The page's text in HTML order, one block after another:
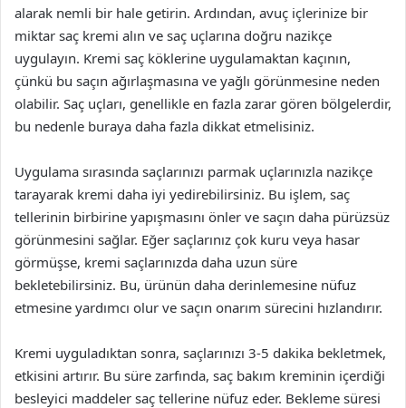
alarak nemli bir hale getirin. Ardından, avuç içlerinize bir
miktar saç kremi alın ve saç uçlarına doğru nazikçe
uygulayın. Kremi saç köklerine uygulamaktan kaçının,
çünkü bu saçın ağırlaşmasına ve yağlı görünmesine neden
olabilir. Saç uçları, genellikle en fazla zarar gören bölgelerdir,
bu nedenle buraya daha fazla dikkat etmelisiniz.
Uygulama sırasında saçlarınızı parmak uçlarınızla nazikçe
tarayarak kremi daha iyi yedirebilirsiniz. Bu işlem, saç
tellerinin birbirine yapışmasını önler ve saçın daha pürüzsüz
görünmesini sağlar. Eğer saçlarınız çok kuru veya hasar
görmüşse, kremi saçlarınızda daha uzun süre
bekletebilirsiniz. Bu, ürünün daha derinlemesine nüfuz
etmesine yardımcı olur ve saçın onarım sürecini hızlandırır.
Kremi uyguladıktan sonra, saçlarınızı 3-5 dakika bekletmek,
etkisini artırır. Bu süre zarfında, saç bakım kreminin içerdiği
besleyici maddeler saç tellerine nüfuz eder. Bekleme süresi